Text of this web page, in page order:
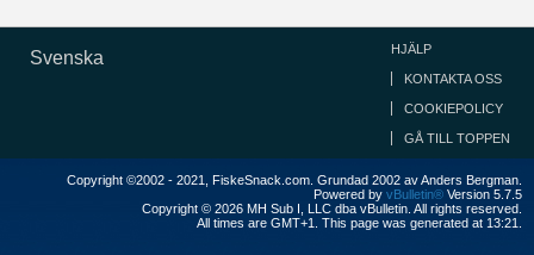
Svenska HJÄLP
KONTAKTA OSS
COOKIEPOLICY
GÅ TILL TOPPEN
Copyright ©2002 - 2021, FiskeSnack.com. Grundad 2002 av Anders Bergman.
Powered by vBulletin® Version 5.7.5
Copyright © 2026 MH Sub I, LLC dba vBulletin. All rights reserved.
All times are GMT+1. This page was generated at 13:21.